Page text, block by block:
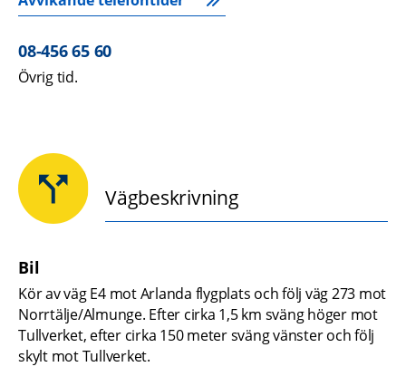
08-456 65 60
Övrig tid.
Vägbeskrivning
Bil
Kör av väg E4 mot Arlanda flygplats och följ väg 273 mot
Norrtälje/Almunge. Efter cirka 1,5 km sväng höger mot
Tullverket, efter cirka 150 meter sväng vänster och följ
skylt mot Tullverket.